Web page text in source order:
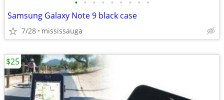
• • • • • • • • •
Samsung Galaxy Note 9 black case
7/28 mississauga
$25